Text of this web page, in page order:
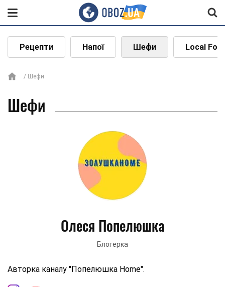
Рецепти Напої Шефи Local
Шефи
Шефи
Олеся Попелюшка
Блогерка
Авторка каналу "Попелюшка Home".